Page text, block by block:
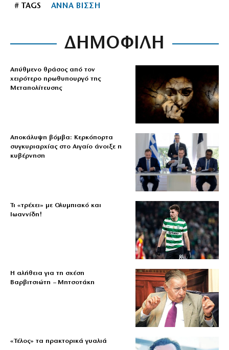
# TAGS ΑΝΝΑ ΒΙΣΣΗ
ΔΗΜΟΦΙΛΗ
Απύθμενο θράσος από τον
χειρότερο πρωθυπουργό της
Μεταπολίτευσης
Αποκάλυψη βόμβα: Κερκόπορτα
συγκυριαρχίας στο Αιγαίο άνοιξε η
κυβέρνηση
Τι «τρέχει» με Ολυμπιακό και
Ιωαννίδη!
Η αλήθεια για τη σχέση
Βαρβιτσιώτη – Μητσοτάκη
«Τέλος» τα πρακτορικά γυαλιά